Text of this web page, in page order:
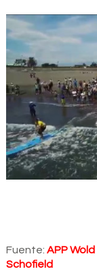
Fuente: APP Wold
Schofield